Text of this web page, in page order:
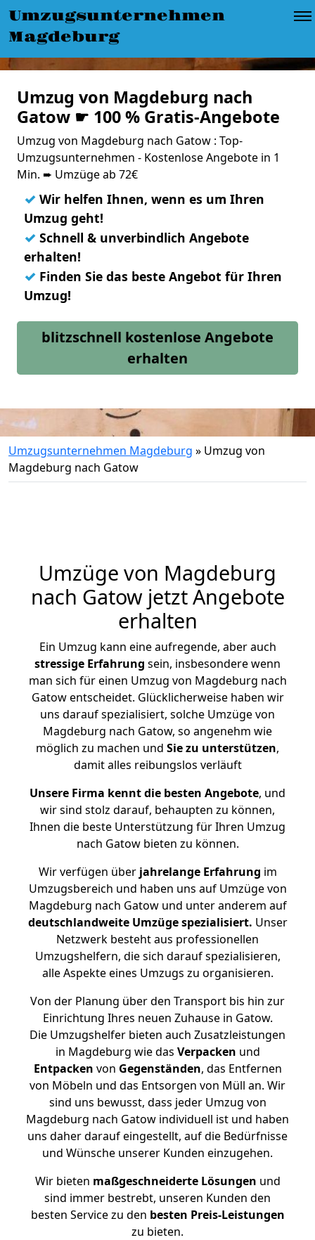
Umzugsunternehmen
Magdeburg
Umzug von Magdeburg nach
Gatow ☛ 100 % Gratis-Angebote
Umzug von Magdeburg nach Gatow : Top-
Umzugsunternehmen - Kostenlose Angebote in 1
Min. ➨ Umzüge ab 72€
✓ Wir helfen Ihnen, wenn es um Ihren
Umzug geht!
✓ Schnell & unverbindlich Angebote
erhalten!
✓ Finden Sie das beste Angebot für Ihren
Umzug!
blitzschnell kostenlose Angebote
erhalten
Umzugsunternehmen Magdeburg » Umzug von
Magdeburg nach Gatow
Umzüge von Magdeburg
nach Gatow jetzt Angebote
erhalten
Ein Umzug kann eine aufregende, aber auch
stressige Erfahrung sein, insbesondere wenn
man sich für einen Umzug von Magdeburg nach
Gatow entscheidet. Glücklicherweise haben wir
uns darauf spezialisiert, solche Umzüge von
Magdeburg nach Gatow, so angenehm wie
möglich zu machen und Sie zu unterstützen,
damit alles reibungslos verläuft
Unsere Firma kennt die besten Angebote, und
wir sind stolz darauf, behaupten zu können,
Ihnen die beste Unterstützung für Ihren Umzug
nach Gatow bieten zu können.
Wir verfügen überjahrelange Erfahrung im
Umzugsbereich und haben uns auf Umzüge von
Magdeburg nach Gatow und unter anderem auf
deutschlandweite Umzüge spezialisiert. Unser
Netzwerk besteht aus professionellen
Umzugshelfern, die sich darauf spezialisieren,
alle Aspekte eines Umzugs zu organisieren.
Von der Planung über den Transport bis hin zur
Einrichtung Ihres neuen Zuhause in Gatow.
Die Umzugshelfer bieten auch Zusatzleistungen
in Magdeburg wie das Verpacken und
Entpacken von Gegenständen, das Entfernen
von Möbeln und das Entsorgen von Müll an. Wir
sind uns bewusst, dass jeder Umzug von
Magdeburg nach Gatow individuell ist und haben
uns daher darauf eingestellt, auf die Bedürfnisse
und Wünsche unserer Kunden einzugehen.
Wir bieten maßgeschneiderte Lösungen und
sind immer bestrebt, unseren Kunden den
besten Service zu den besten Preis-Leistungen
zu bieten.